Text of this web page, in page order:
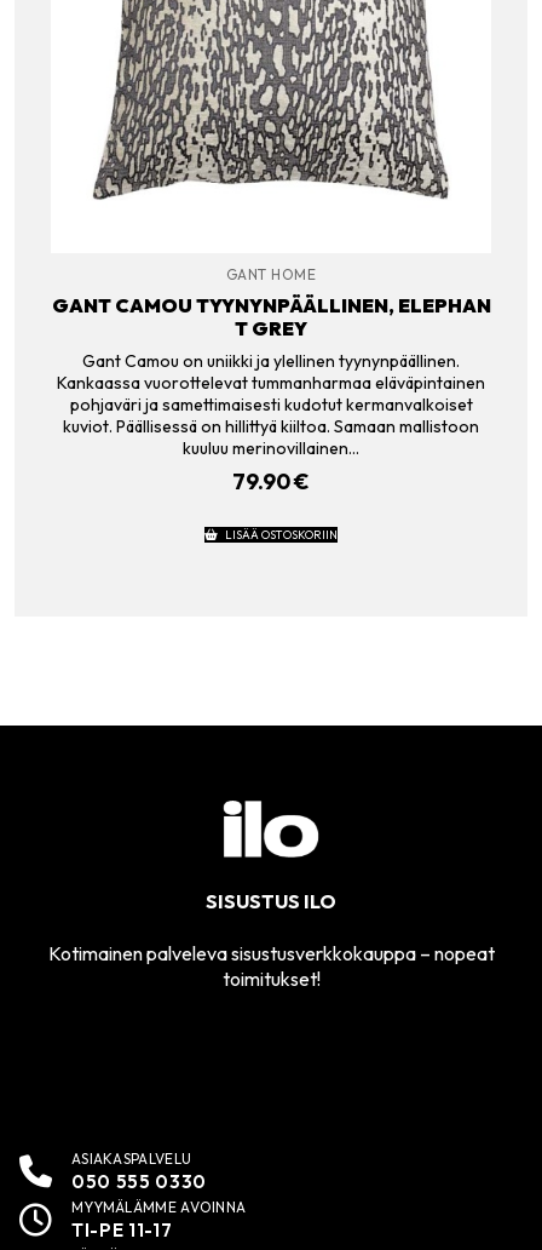
GANT HOME
GANT CAMOU TYYNYNPÄÄLLINEN, ELEPHAN
T GREY
Gant Camou on uniikki ja ylellinen tyynynpäällinen.
Kankaassa vuorottelevat tummanharmaa eläväpintainen
pohjaväri ja samettimaisesti kudotut kermanvalkoiset
kuviot. Päällisessä on hillittyä kiiltoa. Samaan mallistoon
kuuluu merinovillainen…
79.90€
LISÄÄ OSTOSKORIIN
SISUSTUS ILO
Kotimainen palveleva sisustusverkkokauppa – nopeat
toimitukset!
ASIAKASPALVELU
050 555 0330
MYYMÄLÄMME AVOINNA
TI-PE 11-17